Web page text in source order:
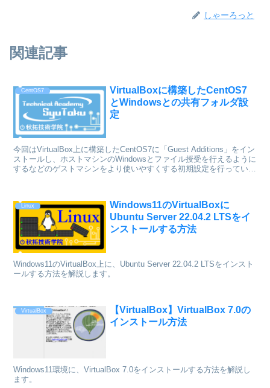
しゃーろっと
関連記事
CentOS7
VirtualBoxに構築したCentOS7
とWindowsとの共有フォルダ設
定
今回はVirtualBox上に構築したCentOS7に「Guest Additions」をイン
ストールし、ホストマシンのWindowsとファイル授受を行えるように
するなどのゲストマシンをより使いやすくする初期設定を行っていき
Linux
Windows11のVirtualBoxに
Ubuntu Server 22.04.2 LTSをイ
ンストールする方法
Windows11のVirtualBox上に、Ubuntu Server 22.04.2 LTSをインスト
ールする方法を解説します。
VirtualBox
【VirtualBox】VirtualBox 7.0の
インストール方法
Windows11環境に、VirtualBox 7.0をインストールする方法を解説し
ます。